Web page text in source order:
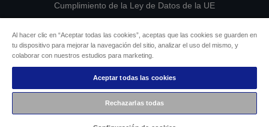
Cumplimiento de la Ley de Datos de la UE
Información sobre cookies
Compromiso de accesibilidad de Epson
Copyright © 2026 Seiko Epson
Al hacer clic en “Aceptar todas las cookies”, aceptas que las cookies se guarden en
tu dispositivo para mejorar la navegación del sitio, analizar el uso del mismo, y
colaborar con nuestros estudios para marketing.
Aceptar todas las cookies
Rechazarlas todas